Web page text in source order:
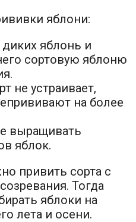
яблони:
яблонь и
сортовую яблоню
не устраивает,
на более
выращивать
яблок.
привить сорта с
Тогда
яблоки на
лета и осени.